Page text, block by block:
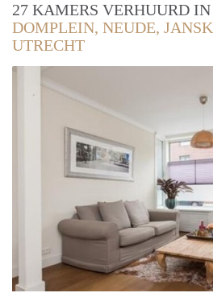
27 KAMERS VERHUURD
DOMPLEIN, NEUDE,
UTRECHT